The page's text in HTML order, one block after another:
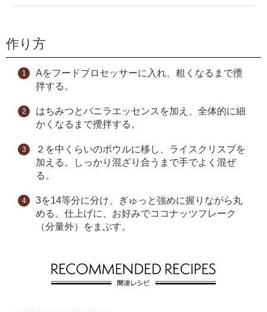
作り方
Aをフードプロセッサーに入れ、粗くなるまで攪
拌する。
はちみつとバニラエッセンスを加え、全体的に細
かくなるまで攪拌する。
２を中くらいのボウルに移し、ライスクリスプを
加える。しっかり混ざり合うまで手でよく混ぜ
る。
3を14等分に分け、ぎゅっと強めに握りながら丸
める。仕上げに、お好みでココナッツフレーク
（分量外）をまぶす。